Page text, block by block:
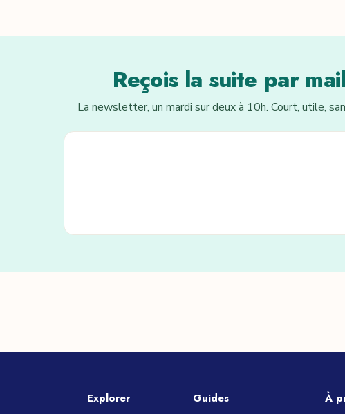
Reçois la suite par mail
La newsletter, un mardi sur deux à 10h. Court, utile,
Explorer Guides À